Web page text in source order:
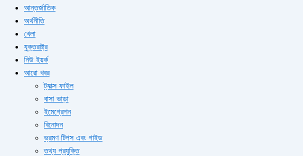
আন্তর্জাতিক
অর্থনীতি
খেলা
যুক্তরাষ্ট্র
নিউ ইয়র্ক
আরো খবর
ট্যাক্স ফাইল
বাসা ভাড়া
ইমেগ্রেশন
বিনোদন
ভ্রমণ টিপস এবং গাইড
তথ্য প্রযুক্তি